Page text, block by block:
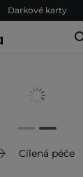
Darkové karty
Darkové karty
Cílená péče